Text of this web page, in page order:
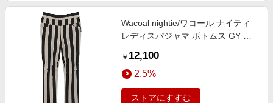
Wacoal nightie/ワコール ナイティ
レディスパジャマ ボトムス GY ル
￥ 12,100
2.5%
ストアにすすむ